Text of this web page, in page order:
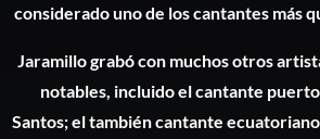
considerado uno de los cantantes más
Jaramillo grabó con muchos otros
notables, incluido el cantante
Santos; el también cantante